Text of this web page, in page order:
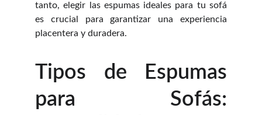
tanto, elegir las espumas ideales para tu sofá
es crucial para garantizar una experiencia
placentera y duradera.
Tipos de Espumas
para Sofás: